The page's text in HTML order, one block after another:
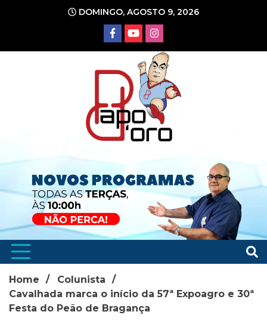
conteúdo
DOMINGO, AGOSTO 9, 2026
Home
Colunista
Cavalhada marca o início da 57ª Expoagro e 30ª
Festa do Peão de Bragança